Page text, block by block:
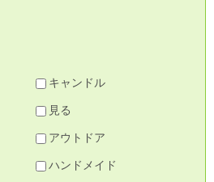
キャンドル
見る
アウトドア
ハンドメイド